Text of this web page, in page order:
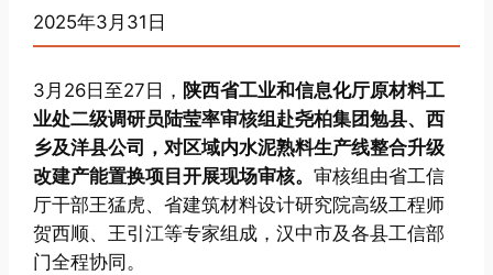
2025年3月31日
3月26日至27日， 陕西省工业和信息化厅原材料工
业处二级调研员陆莹率审核组赴尧柏集团勉县、西
乡及洋县公司，对区域内水泥熟料生产线整合升级
改建产能置换项目开展现场审核。审核组由省工信
厅干部王猛虎、省建筑材料设计研究院高级工程师
贺西顺、王引江等专家组成，汉中市及各县工信部
门全程协同。